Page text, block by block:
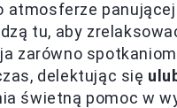
tu, aby
zarówno
delektując się
świetną pomoc w